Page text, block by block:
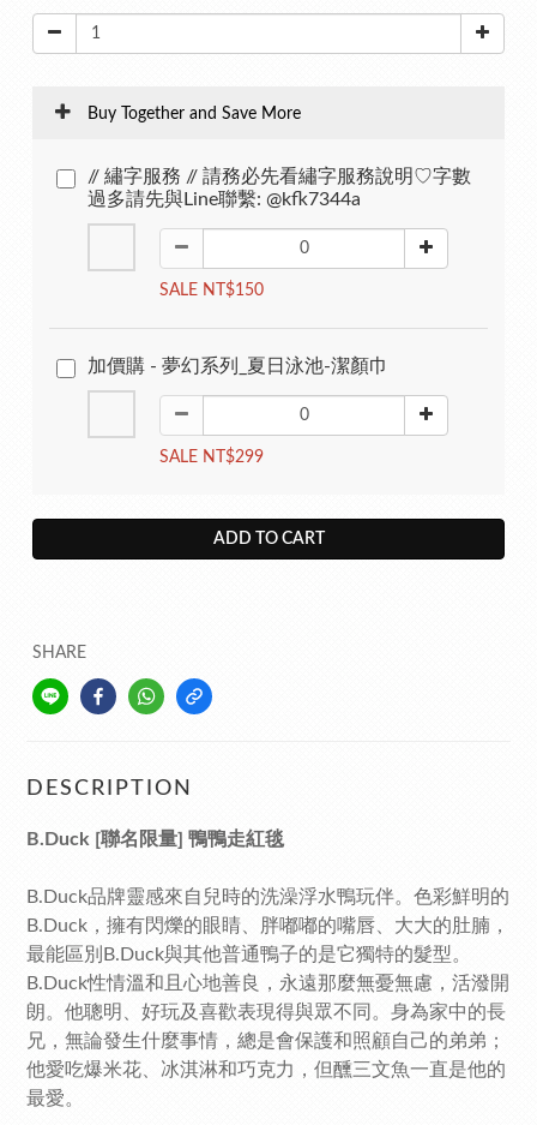
Buy Together and Save More
// 繡字服務 // 請務必先看繡字服務說明♡字數
過多請先與Line聯繫: @kfk7344a
SALE NT$150
加價購 - 夢幻系列_夏日泳池-潔顏巾
SALE NT$299
ADD TO CART
SHARE
DESCRIPTION
B.Duck [聯名限量] 鴨鴨走紅毯
B.Duck品牌靈感來自兒時的洗澡浮水鴨玩伴。色彩鮮明的
B.Duck，擁有閃爍的眼睛、胖嘟嘟的嘴唇、大大的肚腩，
最能區別B.Duck與其他普通鴨子的是它獨特的髮型。
B.Duck性情溫和且心地善良，永遠那麼無憂無慮，活潑開
朗。他聰明、好玩及喜歡表現得與眾不同。身為家中的長
兄，無論發生什麼事情，總是會保護和照顧自己的弟弟；
他愛吃爆米花、冰淇淋和巧克力，但醺三文魚一直是他的
最愛。